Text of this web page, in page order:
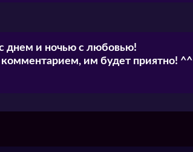
днем и ночью с любовью!
им будет приятно! ^^